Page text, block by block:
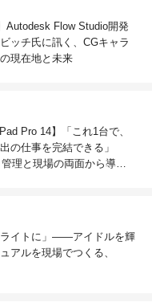
Autodesk Flow Studio開発
ッチ氏に訊く、CGキャラ
現在地と未来
Pro 14】「これ1台で、
の仕事を完結できる」
理と現場の両面から導入
ライトに」――アイドルを輝
アルを現場でつくる、